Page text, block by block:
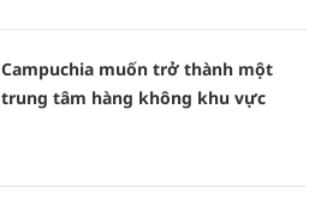
Campuchia muốn trở thành một
trung tâm hàng không khu vực